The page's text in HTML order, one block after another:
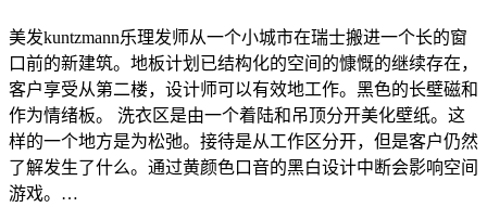
美发kuntzmann乐理发师从一个小城市在瑞士搬进一个长的窗
口前的新建筑。地板计划已结构化的空间的慷慨的继续存在，
客户享受从第二楼，设计师可以有效地工作。黑色的长壁磁和
作为情绪板。 洗衣区是由一个着陆和吊顶分开美化壁纸。这
样的一个地方是为松弛。接待是从工作区分开，但是客户仍然
了解发生了什么。通过黄颜色口音的黑白设计中断会影响空间
游戏。…